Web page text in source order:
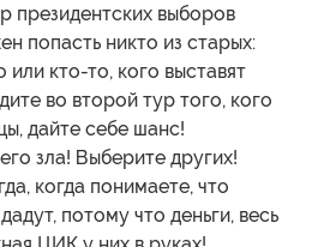
президентских выборов
попасть никто из старых:
кто-то, кого выставят
во второй тур того, кого
дайте себе шанс!
зла! Выберите других!
когда понимаете, что
потому что деньги, весь